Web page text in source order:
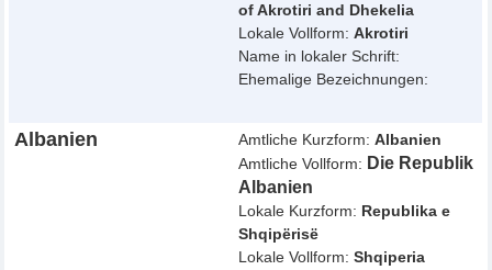
of Akrotiri and Dhekelia
Lokale Vollform:Akrotiri
Name in lokaler Schrift:
Ehemalige Bezeichnungen:
Albanien Amtliche Kurzform:Albanien
Amtliche Vollform: Die Republik
Albanien
Lokale Kurzform: Republika e
Shqipërisë
Lokale Vollform:Shqiperia